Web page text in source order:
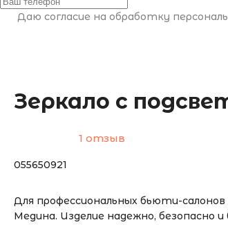
Даю согласие на обработку
Зеркало с
1 отзыв
055650921
Для профессиональных бьюти-
Медина. Изделие надежно, безопасно